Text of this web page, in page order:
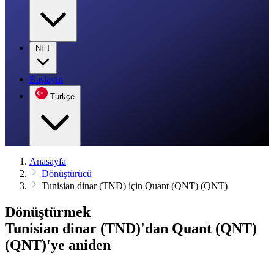
NFT
Başlayın
Türkçe
Anasayfa
Dönüştürücü
Tunisian dinar (TND) için Quant (QNT) (QNT)
Dönüştürmek
Tunisian dinar (TND)'dan Quant (QNT)
(QNT)'ye aniden